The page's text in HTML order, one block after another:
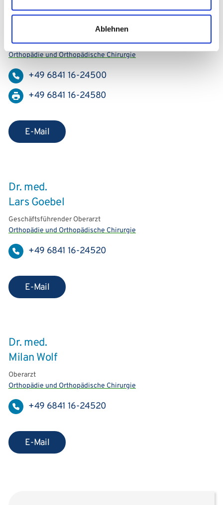
Ablehnen
Univ.-Prof. Dr. med.
Stefan Landgraeber
Direktorium ZOUKS I Orthopädie und Orthopädische Chirurgie
Orthopädie und Orthopädische Chirurgie
+49 6841 16-24500
+49 6841 16-24580
E-Mail
Dr. med.
Lars Goebel
Geschäftsführender Oberarzt
Orthopädie und Orthopädische Chirurgie
+49 6841 16-24520
E-Mail
Dr. med.
Milan Wolf
Oberarzt
Orthopädie und Orthopädische Chirurgie
+49 6841 16-24520
E-Mail